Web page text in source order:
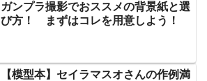
ガンプラ撮影でおススメの背景紙と選
び方！ まずはコレを用意しよう！
【模型本】セイラマスオさんの作例満